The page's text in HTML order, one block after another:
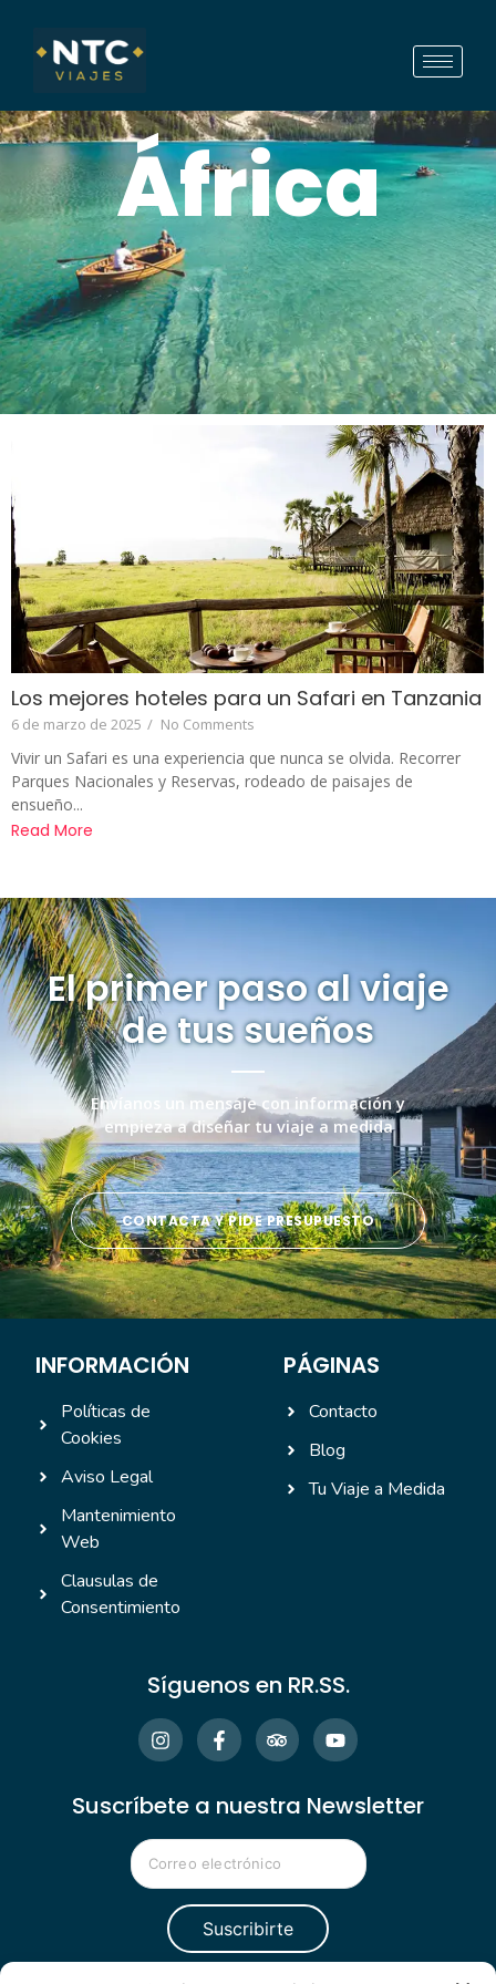
África
Los mejores hoteles para un Safari en Tanzania
6 de marzo de 2025 / No Comments
Vivir un Safari es una experiencia que nunca se olvida. Recorrer
Parques Nacionales y Reservas, rodeado de paisajes de
ensueño...
Read More
El primer paso al viaje
de tus sueños
Envíanos un mensaje con información y
empieza a diseñar tu viaje a medida
CONTACTA Y PIDE PRESUPUESTO
INFORMACIÓN
Políticas de
Cookies
Aviso Legal
Mantenimiento
Web
Clausulas de
Consentimiento
PÁGINAS
Contacto
Blog
Tu Viaje a Medida
Síguenos en RR.SS.
Suscríbete a nuestra Newsletter